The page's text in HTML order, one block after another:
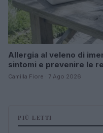
Allergia al veleno di
sintomi e prevenire le
Camilla Fiore · 7 Ago 2026
PIÙ LETTI